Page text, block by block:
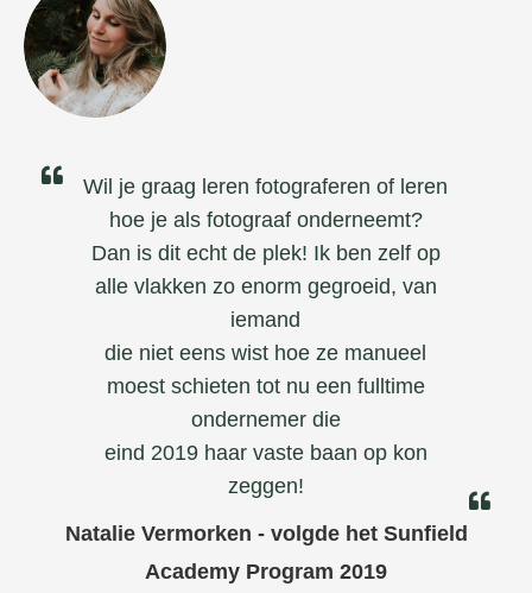
Wil je graag leren fotograferen of leren
hoe je als fotograaf onderneemt?
Dan is dit echt de plek! Ik ben zelf op
alle vlakken zo enorm gegroeid, van
iemand
die niet eens wist hoe ze manueel
moest schieten tot nu een fulltime
ondernemer die
eind 2019 haar vaste baan op kon
zeggen!
Natalie Vermorken - volgde het Sunfield
Academy Program 2019